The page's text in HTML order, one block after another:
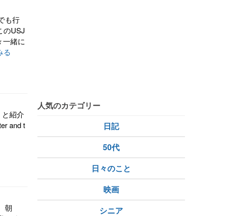
も行
のUSJ
緒に
る
紹介
and t
朝
人気のカテゴリー
日記
50代
日々のこと
映画
シニア